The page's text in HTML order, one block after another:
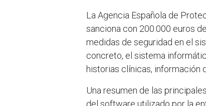
La Agencia Española de
sanciona con 200.000 euros
medidas de seguridad en el
concreto, el sistema
historias clínicas, información
Una resumen de las
del software utilizado por la